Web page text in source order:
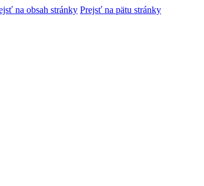
na obsah stránky Prejsť na pätu stránky